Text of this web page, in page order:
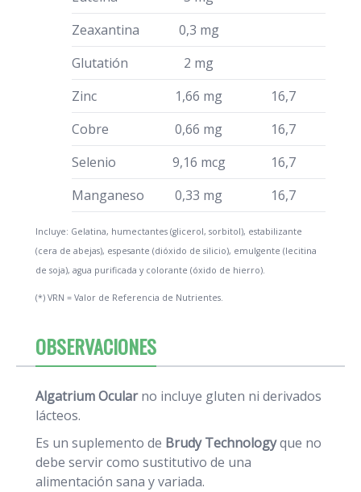
Zeaxantina
0,3 mg
Glutatión
2 mg
Zinc
1,66 mg
16,7
Cobre
0,66 mg
16,7
Selenio
9,16 mcg
16,7
Manganeso
0,33 mg 16,7
Incluye: Gelatina, humectantes (glicerol, sorbitol), estabilizante
(cera de abejas), espesante (dióxido de silicio), emulgente (lecitina
de soja), agua purificada y colorante (óxido de hierro).
(*) VRN = Valor de Referencia de Nutrientes.
OBSERVACIONES
Algatrium Ocularno incluye gluten ni derivados
lácteos.
Es un suplemento de Brudy Technologyque no
debe servir como sustitutivo de una
alimentación sana y variada.